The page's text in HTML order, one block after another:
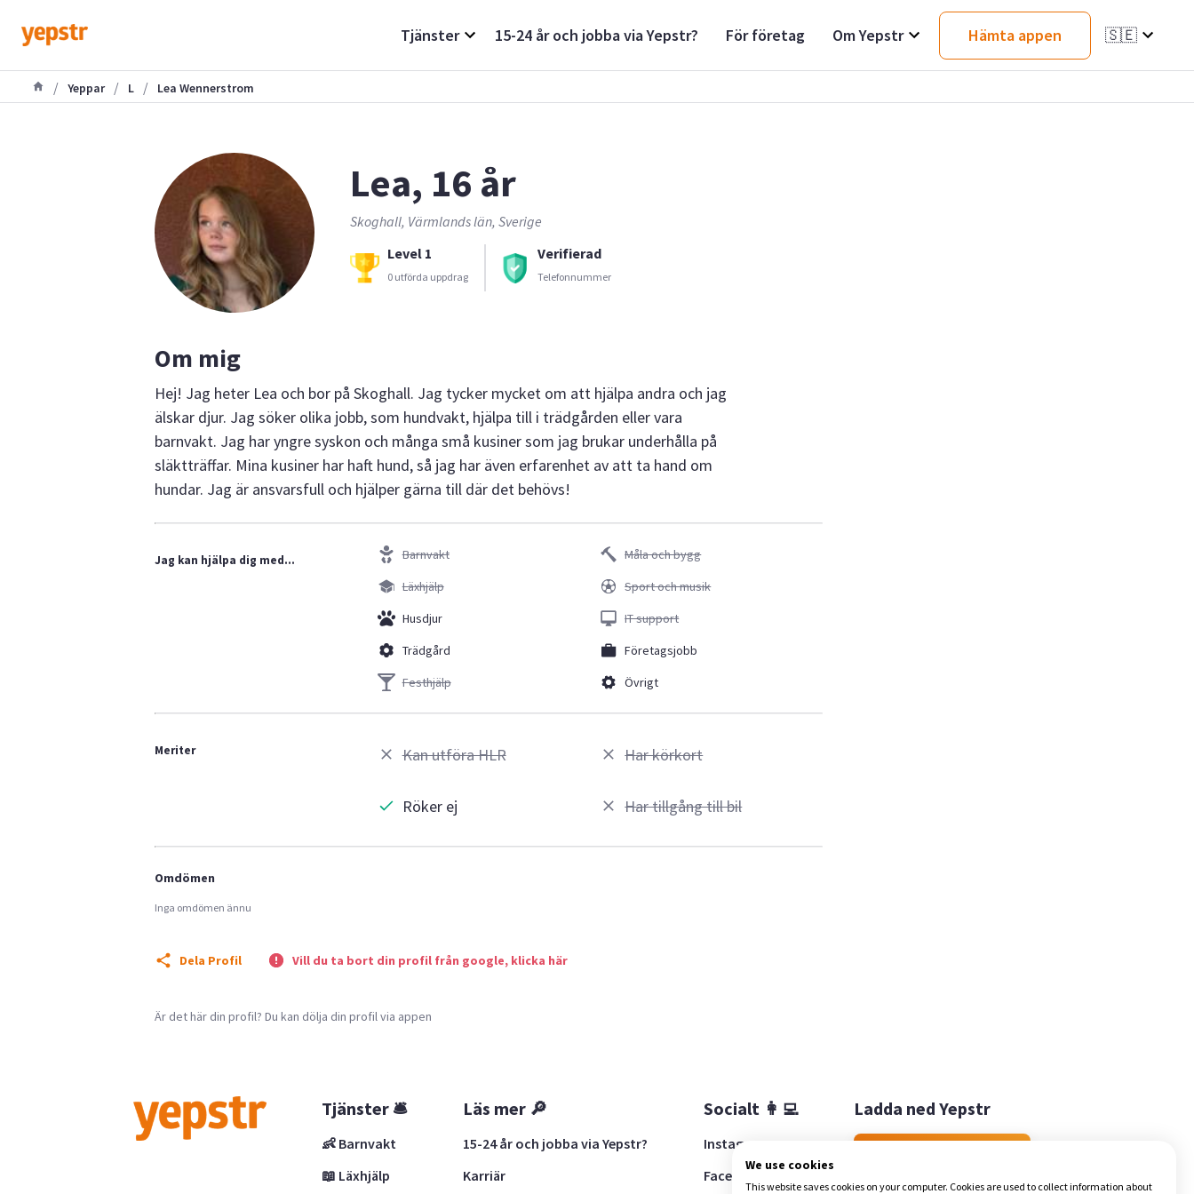
Tjänster 15-24 år och jobba via Yepstr? För företag Om Yepstr Hämta appen 🇸🇪
/ Yeppar / L / Lea Wennerstrom
Lea, 16 år
Skoghall, Värmlands län, Sverige
Level 1
0 utförda uppdrag
Verifierad
Telefonnummer
Om mig
Hej! Jag heter Lea och bor på Skoghall. Jag tycker mycket om att hjälpa andra och jag
älskar djur. Jag söker olika jobb, som hundvakt, hjälpa till i trädgården eller vara
barnvakt. Jag har yngre syskon och många små kusiner som jag brukar underhålla på
släktträffar. Mina kusiner har haft hund, så jag har även erfarenhet av att ta hand om
hundar. Jag är ansvarsfull och hjälper gärna till där det behövs!
Jag kan hjälpa dig med...
Barnvakt
Läxhjälp
Husdjur
Trädgård
Festhjälp
Måla och bygg
Sport och musik
IT support
Företagsjobb
Övrigt
Meriter Kan utföra HLR
Röker ej
Har körkort
Har tillgång till bil
Omdömen
Inga omdömen ännu
Dela Profil Vill du ta bort din profil från google, klicka här
Är det här din profil? Du kan dölja din profil via appen
Tjänster 🛎
👶 Barnvakt
📖 Läxhjälp
Läs mer 🔎
15-24 år och jobba via Yepstr?
Karriär
Socialt 👩‍💻
Instagram
Facebook
Ladda ned Yepstr
We use cookies
This website saves cookies on your computer. Cookies are used to collect information about